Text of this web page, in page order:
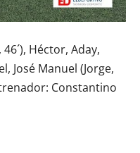
Héctor, Aday,
José Manuel (Jorge,
Constantino